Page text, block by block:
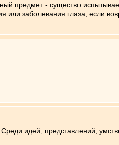
предмет - существо
или заболевания глаза, если
идей, представлений,